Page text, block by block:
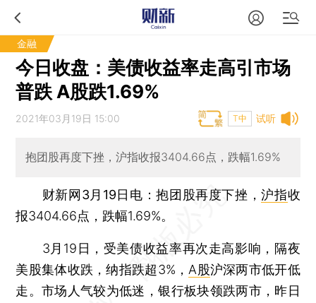
金融
今日收盘：美债收益率走高引市场
普跌 A股跌1.69%
试听
2021年03月19日 15:00 T中
抱团股再度下挫，沪指收报3404.66点，跌幅1.69%
财新网3月19日电 ：抱团股再度下挫，沪指收
报3404.66点，跌幅1.69%。
3月19日，受美债收益率再次走高影响，隔夜
美股集体收跌，纳指跌超3%， A股沪深两市低开低
走。市场人气较为低迷，银行板块领跌两市，昨日